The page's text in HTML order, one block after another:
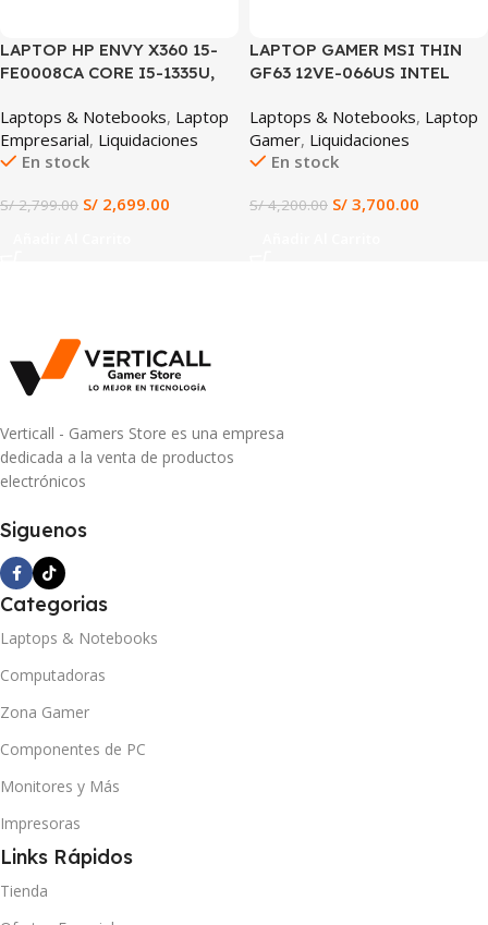
LAPTOP HP ENVY X360 15-
FE0008CA CORE I5-1335U,
FHD
Laptops & Notebooks, Laptop
Empresarial, Liquidaciones
En stock
S/2,799.00 S/ 2,699.00
LAPTOP GAMER MSI THIN
GF63 12VE-066US INTEL
512GB SSD NVIDIA GEFORCE
RTX 4050 6GB 15.6″ FHD
144HZ WINDOWS 11 (12VE-
Laptops & Notebooks, Laptop
Gamer, Liquidaciones
En stock
S/4,200.00 S/ 3,700.00
Verticall - Gamers Store es una empresa
dedicada a la venta de productos
electrónicos
Siguenos
Categorias
Laptops & Notebooks
Computadoras
Zona Gamer
Componentes de PC
Monitores y Más
Impresoras
Links Rápidos
Tienda